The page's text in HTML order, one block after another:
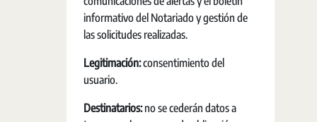
informativo del Notariado y gestión de
las solicitudes realizadas.
Legitimación:consentimiento del
usuario.
Destinatarios:no se cederán datos a